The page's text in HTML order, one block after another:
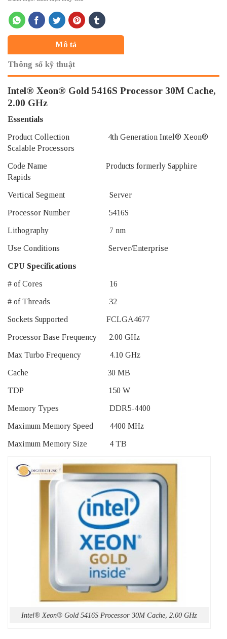
Mô tả
Thông số kỹ thuật
Intel® Xeon® Gold 5416S Processor 30M Cache,
2.00 GHz
Essentials
Product Collection 4th Generation Intel® Xeon®
Scalable Processors
Code Name Products formerly Sapphire
Rapids
Vertical Segment Server
Processor Number 5416S
Lithography 7 nm
Use Conditions Server/Enterprise
CPU Specifications
# of Cores 16
# of Threads 32
Sockets Supported FCLGA4677
Processor Base Frequency 2.00 GHz
Max Turbo Frequency 4.10 GHz
Cache 30 MB
TDP 150 W
Memory Types DDR5-4400
Maximum Memory Speed 4400 MHz
Maximum Memory Size 4 TB
Intel® Xeon® Gold 5416S Processor 30M Cache, 2.00 GHz